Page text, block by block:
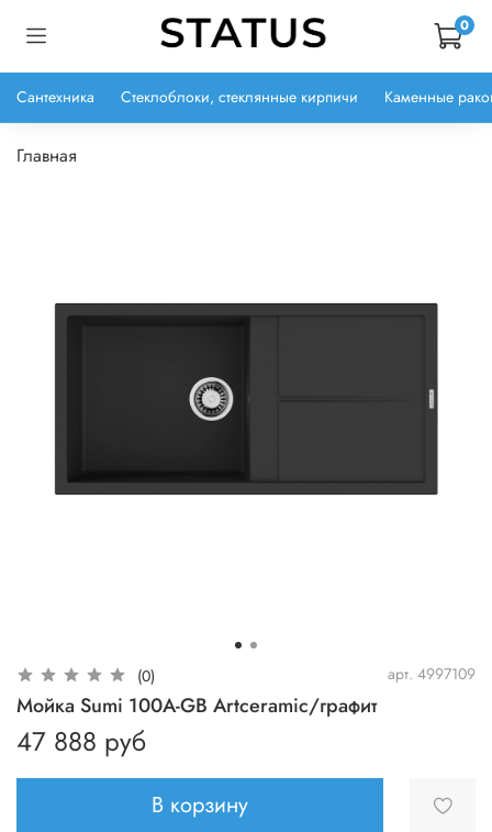
0
Сантехника Стеклоблоки, стеклянные кирпичи Каменные
Главная
(0) арт. 4997109
Мойка Sumi 100A-GB Artceramic/графит
47 888 руб
В корзину